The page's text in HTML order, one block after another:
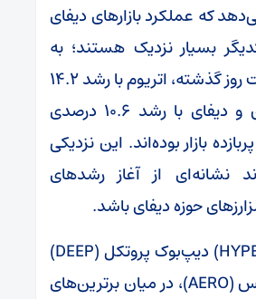
که عملکرد بازار‌های دیفای
بسیار نزدیک هستند؛ به
طوری که در هفت روز گذشته، اتریوم با رشد ۱۴.۲
درصدی سومین و دیفای با رشد ۱۰.۶ درصدی
بازار بوده‌اند. این نزدیکی
نشانه‌ای از آغاز رشد‌های
حوزه دیفای باشد.
هایپر لیکویید (HYPE) دیپ‌بوک پروتکل (DEEP)
و ائرودرام فایننس (AERO)، در میان برترین‌های